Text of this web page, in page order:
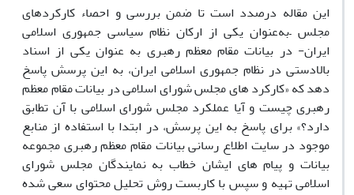
این مقاله درصدد است تا ضمن بررسی و احصاء کارکردهای
مجلس –به‌عنوان یکی از ارکان نظام سیاسی جمهوری اسلامی
ایران- در بیانات مقام معظم رهبری به عنوان یکی از اسناد
بالادستی در نظام جمهوری اسلامی ایران، به این پرسش پاسخ
دهد که «کارکرد های مجلس شورای اسلامی در بیانات مقام معظم
رهبری چیست و آیا عملکرد مجلس شورای اسلامی با آن تطابق
دارد؟» برای پاسخ به این پرسش، در ابتدا با استفاده از منابع
موجود در سایت اطلاع رسانی بیانات مقام معظم رهبری مجموعه
بیانات و پیام های ایشان خطاب به نمایندگان مجلس شورای
اسلامی تهیه و سپس با کاربست روش تحلیل محتوای سعی شده